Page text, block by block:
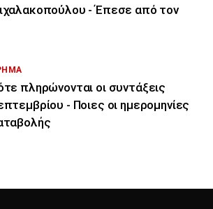
- Έπεσε από τον
πληρώνονται οι συντάξεις
- Ποιες οι ημερομηνίες